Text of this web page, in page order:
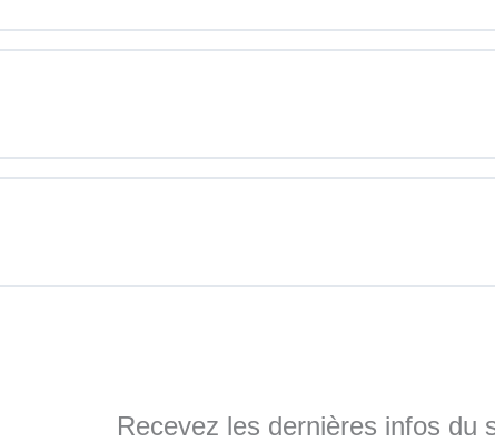
Recevez les dernières infos du